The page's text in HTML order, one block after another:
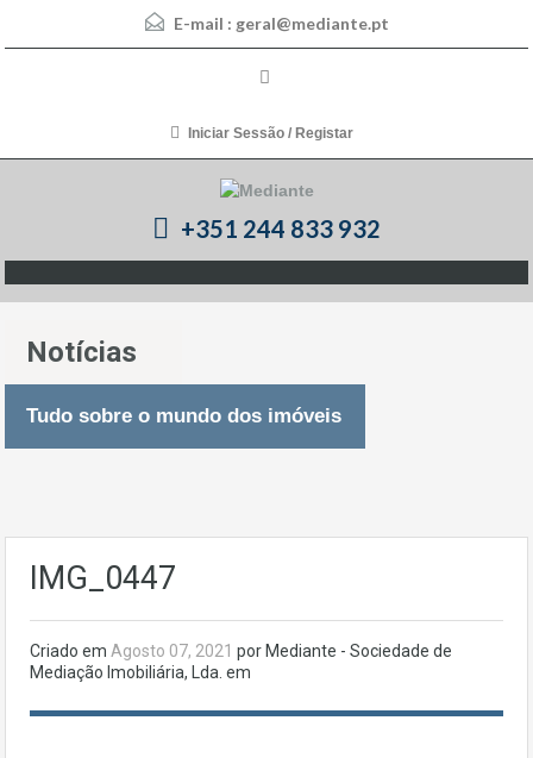
E-mail : geral@mediante.pt
Iniciar Sessão / Registar
+351 244 833 932
Notícias
Tudo sobre o mundo dos imóveis
IMG_0447
Criado em Agosto 07, 2021 por Mediante - Sociedade de
Mediação Imobiliária, Lda. em